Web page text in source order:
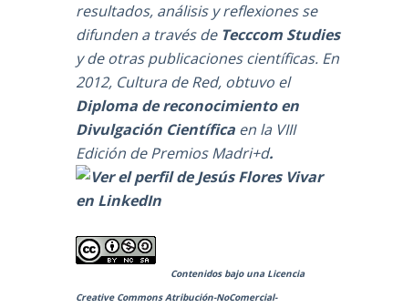
resultados, análisis y reflexiones se
difunden a través de Tecccom Studies
y de otras publicaciones científicas. En
2012, Cultura de Red, obtuvo el
Diploma de reconocimiento en
Divulgación Científica en la VIII
Edición de Premios Madri+d.
Contenidos bajo una Licencia
Creative Commons Atribución-NoComercial-